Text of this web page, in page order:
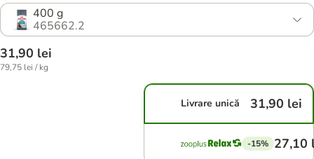
400 g
465662.2
31,90 lei
79,75 lei / kg
Livrare unică 31,90 lei
-15% 27,10